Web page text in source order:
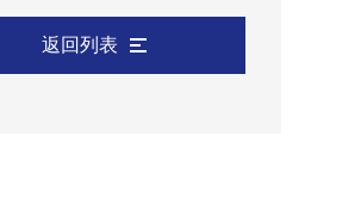
返回列表